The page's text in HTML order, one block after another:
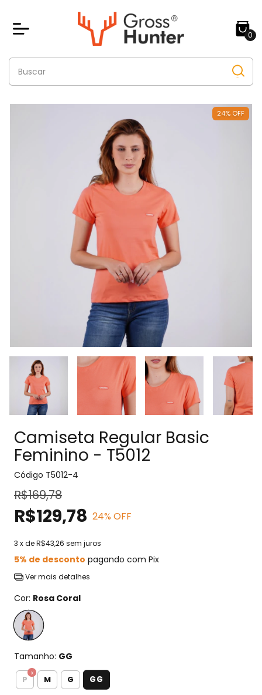
0
24% OFF
Camiseta Regular Basic
Feminino - T5012
Código T5012-4
R$169,78
R$129,78 24% OFF
3 x deR$43,26 sem juros
5% de desconto pagando com Pix
Ver mais detalhes
Cor: Rosa Coral
Tamanho: GG
P M G GG